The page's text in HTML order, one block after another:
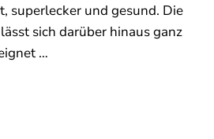
superlecker und gesund. Die
sich darüber hinaus ganz
…